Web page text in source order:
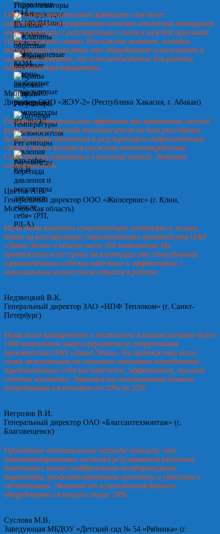
ОАО «Домостроительный комбинат» для более
качественного регулирования системы отопления монтирует
гидроэлеваторы с регулируемым соплом в каждой панельной
10-ти этажной секции. Несложные монтаж, наладка,
эксплуатация позволяют это оборудование использовать и
сегодня на объектах, где есть необходимые для работы
гидроэлеватора параметры.
Минин А.Ю.
Директор ООО «ЖЭУ-2» (Республика Хакасия, г. Абакан)
Основным экономическим эффектом при применении систем
регулирования расхода теплоносителя на базе регулятора
температуры отопления и регулирующего гидроэлеватора
«Завод Этон» является снижение теплопотребления.
Система тестировалась в весенний период. Экономия
составила 42%.
Цветов А.В.
Генеральный директор ООО «Жилсервис» (г. Клин,
Московская область)
Нами были заменены существующие элеваторы в жилых
домах на регулирующие гидроэлеваторы производства ОАО
«Завод Этон» в объеме около 500 комплектов. На
протяжении всего срока эксплуатации это оборудование
зарекомендовало себя как надежное и эффективное с
минимальным количеством отказов в работе.
Недзвецкий В.К.
Генеральный директор ЗАО «НПФ Теплоком» (г. Санкт-
Петербург)
Нами было приобретено и поставлено в разные регионы более
1000 комплектов энергосберегающего оборудования
производства ОАО «Завод Этон». На протяжении всего
срока эксплуатации на объектах заказчиков оборудование
зарекомендовало себя как надежное, эффективное, высокой
степени точности. Экономия от использования данного
оборудования составляет от 10% до 25%.
Негрозов В.И.
Генеральный директор ОАО «Благсантехмонтаж» (г.
Благовещенск)
Прошедшие отопительные периоды показали, что
автоматизированные системы регулирования работали
безотказно, точно поддерживали температурные
параметры, продемонстрировали простоту и удобство в
эксплуатации. Экономия от использования данного
оборудования составила свыше 20%.
Суслова М.В.
Заведующая МБДОУ «Детский сад № 54 «Рябинка» (г.